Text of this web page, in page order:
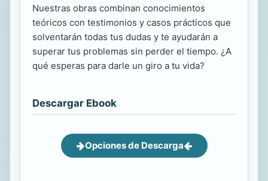
Nuestras obras combinan conocimientos
teóricos con testimonios y casos prácticos que
solventarán todas tus dudas y te ayudarán a
superar tus problemas sin perder el tiempo. ¿A
qué esperas para darle un giro a tu vida?
Descargar Ebook
Opciones de Descarga